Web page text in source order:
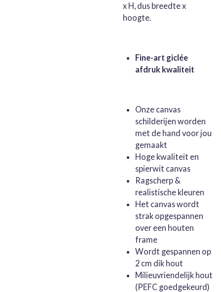
x H, dus breedte x
hoogte.
Fine-art giclée
afdruk kwaliteit
Onze canvas
schilderijen worden
met de hand voor jou
gemaakt
Hoge kwaliteit en
spierwit canvas
Ragscherp &
realistische kleuren
Het canvas wordt
strak opgespannen
over een houten
frame
Wordt gespannen op
2 cm dik hout
Milieuvriendelijk hout
(PEFC goedgekeurd)